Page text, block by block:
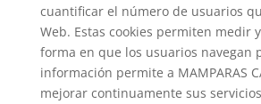
cuantificar el número de usuarios
Web. Estas cookies permiten medir
forma en que los usuarios navegan
información permite a MAMPARAS
mejorar continuamente sus